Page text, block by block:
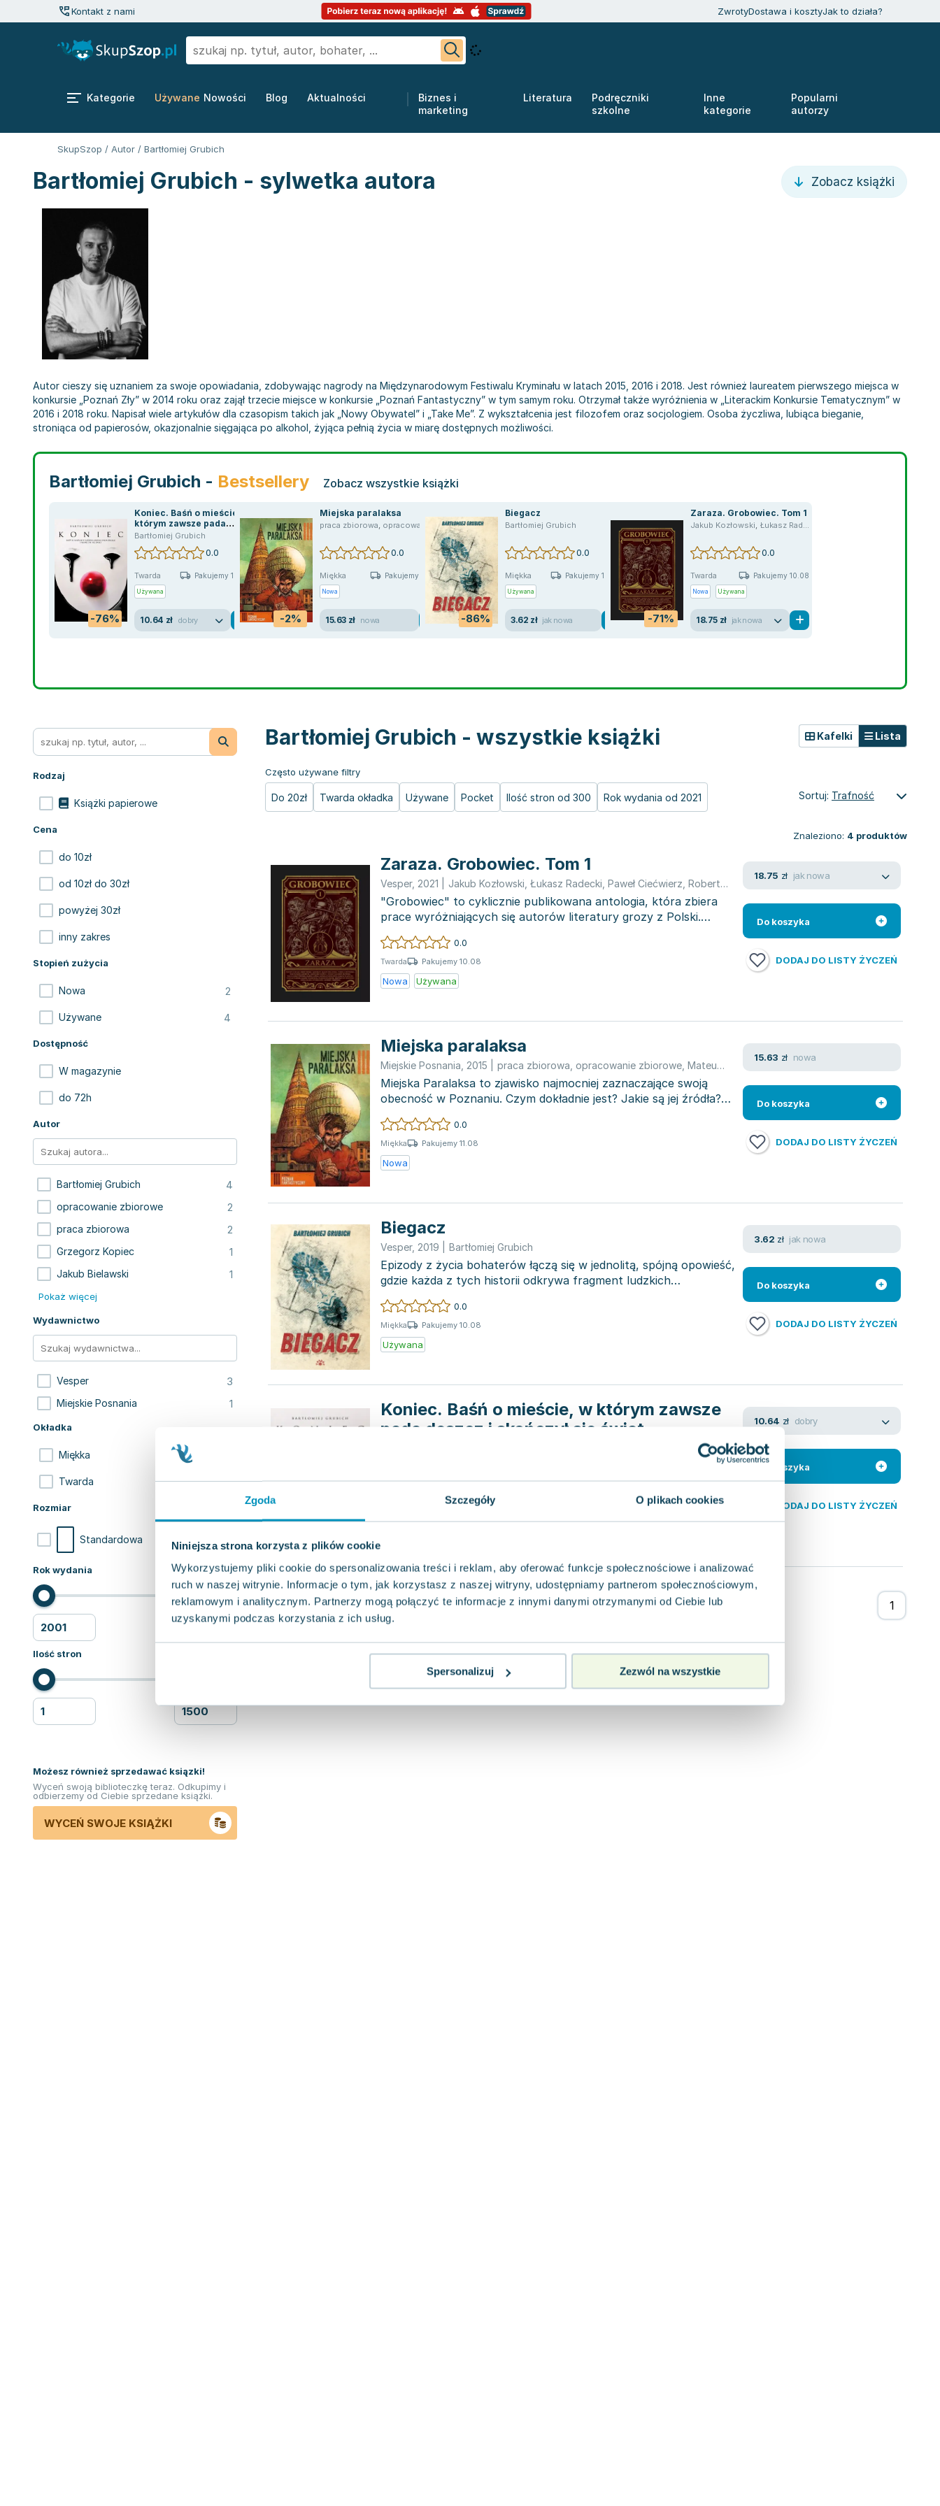
Zgoda Szczegóły O plikach cookies
Niniejsza strona korzysta z plików cookie
Wykorzystujemy pliki cookie do spersonalizowania treści i reklam, aby oferować funkcje społecznościowe i analizować
ruch w naszej witrynie. Informacje o tym, jak korzystasz z naszej witryny, udostępniamy partnerom społecznościowym,
reklamowym i analitycznym. Partnerzy mogą połączyć te informacje z innymi danymi otrzymanymi od Ciebie lub
uzyskanymi podczas korzystania z ich usług.
Spersonalizuj Zezwól na wszystkie
Kontakt z nami ZwrotyDostawa i kosztyJak to działa?
Kategorie Używane Nowości Blog Aktualności
Biznes i
marketing
Literatura
Podręczniki
szkolne
Inne
kategorie
Popularni
autorzy
SkupSzop / Autor / Bartłomiej Grubich
Bartłomiej Grubich - sylwetka autora Zobacz książki
Autor cieszy się uznaniem za swoje opowiadania, zdobywając nagrody na Międzynarodowym Festiwalu Kryminału w latach 2015, 2016 i 2018. Jest również laureatem pierwszego miejsca w
konkursie „Poznań Zły” w 2014 roku oraz zajął trzecie miejsce w konkursie „Poznań Fantastyczny” w tym samym roku. Otrzymał także wyróżnienia w „Literackim Konkursie Tematycznym” w
2016 i 2018 roku. Napisał wiele artykułów dla czasopism takich jak „Nowy Obywatel” i „Take Me”. Z wykształcenia jest filozofem oraz socjologiem. Osoba życzliwa, lubiąca bieganie,
stroniąca od papierosów, okazjonalnie sięgająca po alkohol, żyjąca pełnią życia w miarę dostępnych możliwości.
Bartłomiej Grubich - Bestsellery Zobacz wszystkie książki
-76%
Koniec. Baśń o mieście, w
którym zawsze pada
deszcz i skończył się
świat
Bartłomiej Grubich
0.0
Twarda Pakujemy 10.08
Używana
10.64 zł dobry -2%
Miejska paralaksa
praca zbiorowa, opracowanie zbiorowe ,Mateusz Malinowski,Radosław Dąbrowski Dominik Flaszyński ,Tomasz Golis,Bartłomiej Grubich
0.0
Miękka Pakujemy 11.08
Nowa
15.63 zł nowa -86%
Biegacz
Bartłomiej Grubich
0.0
Miękka Pakujemy 10.08
Używana
3.62 zł jak nowa -71%
Zaraza. Grobowiec. Tom 1
Jakub Kozłowski, Łukasz Radecki
0.0
Twarda Pakujemy 10.08
Nowa Używana
18.75 zł jak nowa
Rodzaj
Książki papierowe
Cena
do 10zł
od 10zł do 30zł
powyżej 30zł
inny zakres
Stopień zużycia
Nowa 2
Używane 4
Dostępność
W magazynie
do 72h
Autor
Bartłomiej Grubich 4
opracowanie zbiorowe 2
praca zbiorowa 2
Grzegorz Kopiec 1
Jakub Bielawski 1
Pokaż więcej
Wydawnictwo
Vesper 3
Miejskie Posnania 1
Okładka
Miękka
Twarda 2
Rozmiar
Standardowa 4
Rok wydania
Ilość stron
Możesz również sprzedawać ksiązki!
Wyceń swoją biblioteczkę teraz. Odkupimy i
odbierzemy od Ciebie sprzedane książki.
WYCEŃ SWOJE KSIĄŻKI
Bartłomiej Grubich - wszystkie książki
Często używane filtry
Do 20zł Twarda okładka Używane Pocket Ilość stron od 300 Rok wydania od 2021
Kafelki Lista
Sortuj: Trafność
Znaleziono: 4 produktów
Zaraza. Grobowiec. Tom 1
Vesper, 2021 Jakub Kozłowski Łukasz Radecki Paweł Ciećwierz Robert Ziębiński Krzysztof Wroński Maciej
"Grobowiec" to cyklicznie publikowana antologia, która zbiera
prace wyróżniających się autorów literatury grozy z Polski.
Każdy to...
0.0
Twarda Pakujemy 10.08
Nowa Używana
18.75 zł jak nowa
Do koszyka
DODAJ DO LISTY ŻYCZEŃ
Miejska paralaksa
Miejskie Posnania 2015 praca zbiorowa opracowanie zbiorowe Mateusz Malinowski Dominik
Miejska Paralaksa to zjawisko najmocniej zaznaczające swoją
obecność w Poznaniu. Czym dokładnie jest? Jakie są jej źródła?
Jakie k...
0.0
Miękka Pakujemy 11.08
Nowa
15.63 zł nowa
Do koszyka
DODAJ DO LISTY ŻYCZEŃ
Biegacz
Vesper, 2019 Bartłomiej Grubich
Epizody z życia bohaterów łączą się w jednolitą, spójną opowieść,
gdzie każda z tych historii odkrywa fragment ludzkich
doświadcze...
0.0
Miękka Pakujemy 10.08
Używana
3.62 zł jak nowa
Do koszyka
DODAJ DO LISTY ŻYCZEŃ
Koniec. Baśń o mieście, w którym zawsze
pada deszcz i skończył się świat
zostawiając żadnej informacji. Plotki głoszą, że udała się do
Bydgoszczy. W...
0.0
10.64 zł dobry
Do koszyka
DODAJ DO LISTY ŻYCZEŃ